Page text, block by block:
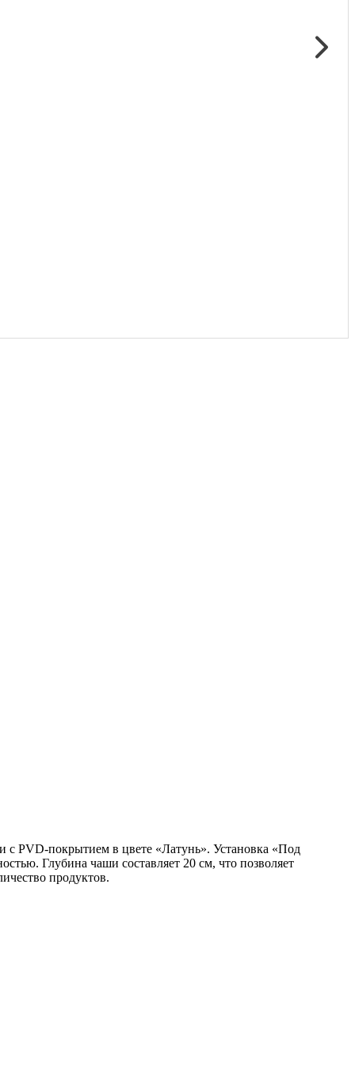
PVD-покрытием в цвете «Латунь». Установка «Под
Глубина чаши составляет 20 см, что позволяет
продуктов.